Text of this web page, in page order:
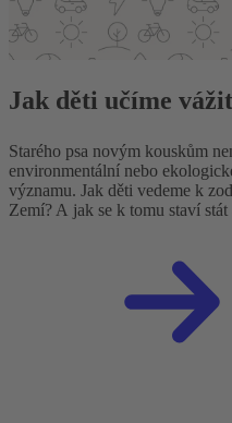
Jak děti učíme
Starého psa novým kouskům
environmentální nebo
významu. Jak děti vedeme k
Zemí? A jak se k tomu staví